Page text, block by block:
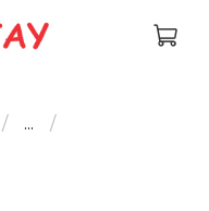
...